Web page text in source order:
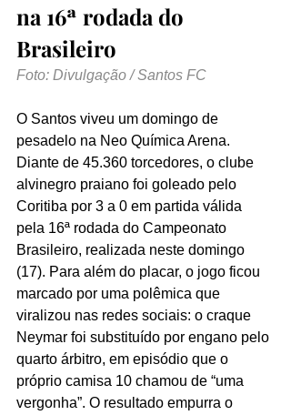
na 16ª rodada do
Brasileiro
Foto: Divulgação / Santos FC
O Santos viveu um domingo de
pesadelo na Neo Química Arena.
Diante de 45.360 torcedores, o clube
alvinegro praiano foi goleado pelo
Coritiba por 3 a 0 em partida válida
pela 16ª rodada do Campeonato
Brasileiro, realizada neste domingo
(17). Para além do placar, o jogo ficou
marcado por uma polêmica que
viralizou nas redes sociais: o craque
Neymar foi substituído por engano pelo
quarto árbitro, em episódio que o
próprio camisa 10 chamou de “uma
vergonha”. O resultado empurra o